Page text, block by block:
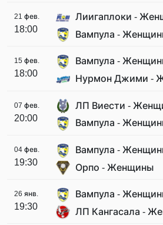
21 фев.
18:00
Лиигаплоки -
Вампула -
15 фев.
18:00
Вампула -
Нурмон Джими -
07 фев.
20:00
ЛП Виести -
Вампула -
04 фев.
19:30
Вампула -
Орпо - Женщины
26 янв.
19:30
Вампула -
ЛП Кангасала -